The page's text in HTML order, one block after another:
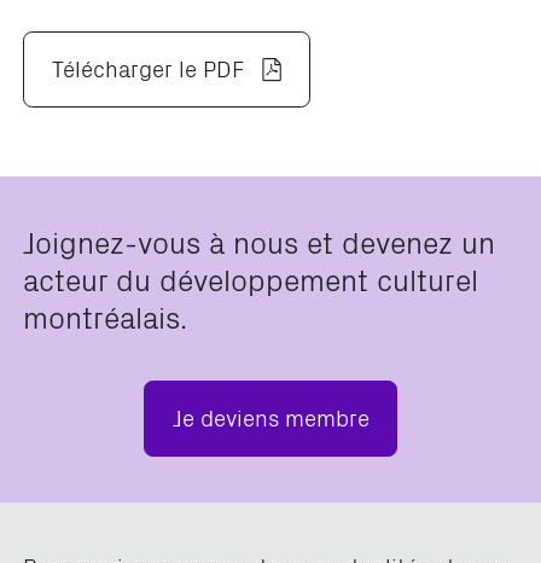
Télécharger le PDF
Joignez-vous à nous et devenez un
acteur du développement culturel
montréalais.
Je deviens membre